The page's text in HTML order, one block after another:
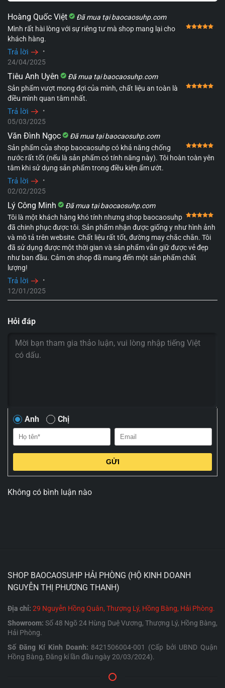
4. Hướng dẫn sử dụng âm đạo giả Super
Segura đúng cách
Vệ sinh sạch phần lõi silicon bằng nước xà phòng pha
loãng trước và sau khi sử dụng.
Luôn sử dụng kèmgel bôi trơn gốc nướcđể tăng khoái
cảm và bảo vệ lớp silicon.
Tuyệt đối không dùng chung sản phẩm với người khác
để đảm bảo vệ sinh và tránh lây nhiễm bệnh.
Hoàng Quốc Việt Đã mua tại baocaosuhp.com
Mình rất hài lòng với sự riêng tư mà shop mang lại cho
khách hàng.
Trả lời •
24/04/2025
Tiêu Anh Uyên Đã mua tại baocaosuhp.com
Sản phẩm vượt mong đợi của mình, chất liệu an toàn là
điều mình quan tâm nhất.
Trả lời •
05/03/2025
Văn Đình Ngọc Đã mua tại baocaosuhp.com
Sản phẩm của shop baocaosuhp có khả năng chống
nước rất tốt (nếu là sản phẩm có tính năng này). Tôi hoàn toàn yên
tâm khi sử dụng sản phẩm trong điều kiện ẩm ướt.
Trả lời •
02/02/2025
Lý Công Minh Đã mua tại baocaosuhp.com
Tôi là một khách hàng khó tính nhưng shop baocaosuhp
đã chinh phục được tôi. Sản phẩm nhận được giống y như hình ảnh
và mô tả trên website. Chất liệu rất tốt, đường may chắc chắn. Tôi
đã sử dụng được một thời gian và sản phẩm vẫn giữ được vẻ đẹp
như ban đầu. Cảm ơn shop đã mang đến một sản phẩm chất
lượng!
Trả lời •
12/01/2025
Hỏi đáp
Anh Chị
GỬI
Không có bình luận nào
SHOP BAOCAOSUHP HẢI PHÒNG (HỘ KINH DOANH
NGUYỄN THỊ PHƯƠNG THANH)
Địa chỉ: 29 Nguyễn Hồng Quân, Thượng Lý, Hồng Bàng, Hải Phòng.
Showroom: Số 48 Ngõ 24 Hùng Duệ Vương, Thượng Lý, Hồng Bàng,
Hải Phòng.
Số Đăng Kí Kinh Doanh: 8421506004-001 (Cấp bởi UBND Quận
Hồng Bàng, Đăng kí lần đầu ngày 20/03/2024).